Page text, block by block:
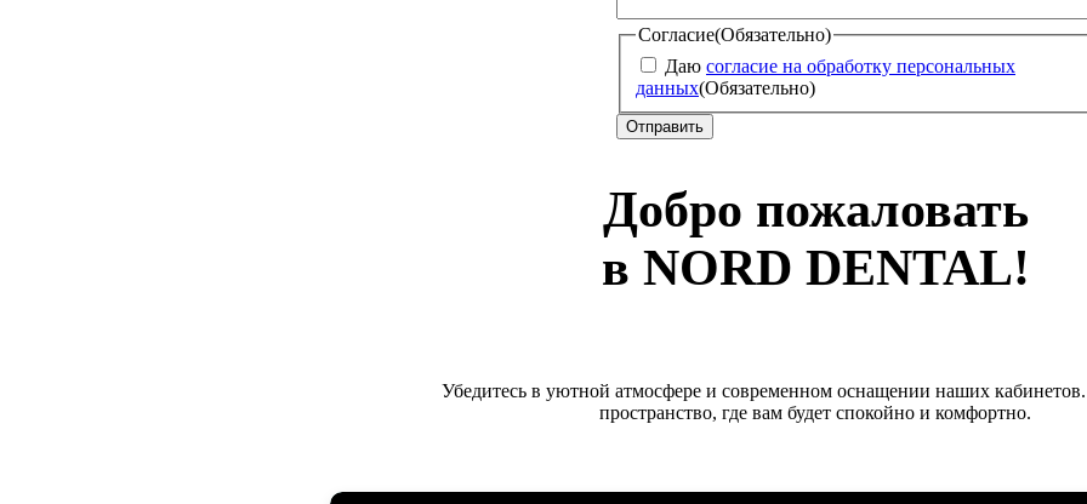
Согласие(Обязательно)
Даю согласие на обработку персональных
данных(Обязательно)
Добро пожаловать
в NORD DENTAL!
Убедитесь в уютной атмосфере и современном оснащении наших
пространство, где вам будет спокойно и комфортно.